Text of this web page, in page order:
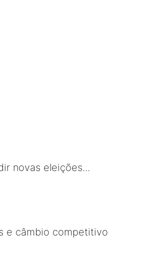
novas eleições...
e câmbio competitivo